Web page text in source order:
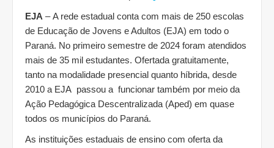
EJA – A rede estadual conta com mais de 250 escolas
de Educação de Jovens e Adultos (EJA) em todo o
Paraná. No primeiro semestre de 2024 foram atendidos
mais de 35 mil estudantes. Ofertada gratuitamente,
tanto na modalidade presencial quanto híbrida, desde
2010 a EJA passou a funcionar também por meio da
Ação Pedagógica Descentralizada (Aped) em quase
todos os municípios do Paraná.
As instituições estaduais de ensino com oferta da